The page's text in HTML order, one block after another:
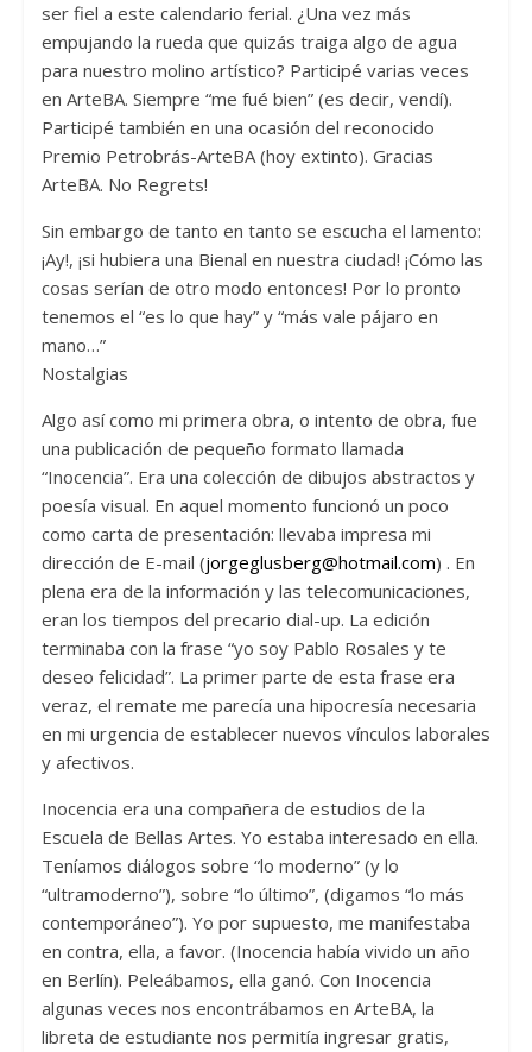
ser fiel a este calendario ferial. ¿Una vez más
empujando la rueda que quizás traiga algo de agua
para nuestro molino artístico? Participé varias veces
en ArteBA. Siempre “me fué bien” (es decir, vendí).
Participé también en una ocasión del reconocido
Premio Petrobrás-ArteBA (hoy extinto). Gracias
ArteBA. No Regrets!
Sin embargo de tanto en tanto se escucha el lamento:
¡Ay!, ¡si hubiera una Bienal en nuestra ciudad! ¡Cómo las
cosas serían de otro modo entonces! Por lo pronto
tenemos el “es lo que hay” y “más vale pájaro en
mano…”
Nostalgias
Algo así como mi primera obra, o intento de obra, fue
una publicación de pequeño formato llamada
“Inocencia”. Era una colección de dibujos abstractos y
poesía visual. En aquel momento funcionó un poco
como carta de presentación: llevaba impresa mi
dirección de E-mail (jorgeglusberg@hotmail.com) . En
plena era de la información y las telecomunicaciones,
eran los tiempos del precario dial-up. La edición
terminaba con la frase “yo soy Pablo Rosales y te
deseo felicidad”. La primer parte de esta frase era
veraz, el remate me parecía una hipocresía necesaria
en mi urgencia de establecer nuevos vínculos laborales
y afectivos.
Inocencia era una compañera de estudios de la
Escuela de Bellas Artes. Yo estaba interesado en ella.
Teníamos diálogos sobre “lo moderno” (y lo
“ultramoderno”), sobre “lo último”, (digamos “lo más
contemporáneo”). Yo por supuesto, me manifestaba
en contra, ella, a favor. (Inocencia había vivido un año
en Berlín). Peleábamos, ella ganó. Con Inocencia
algunas veces nos encontrábamos en ArteBA, la
libreta de estudiante nos permitía ingresar gratis,